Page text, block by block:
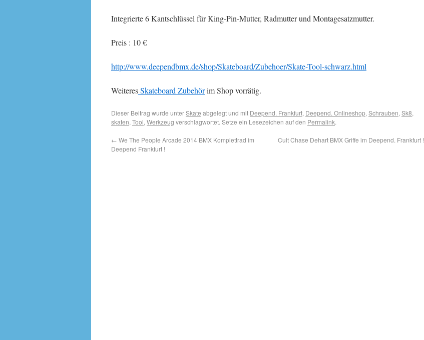
Integrierte 6 Kantschlüssel für King-Pin-Mutter, Radmutter und Montagesatzmutter.
Preis : 10 €
http://www.deependbmx.de/shop/Skateboard/Zubehoer/Skate-Tool-schwarz.html
WeiteresSkateboard Zubehörim Shop vorrätig.
Dieser Beitrag wurde unterSkate abgelegt und mit Deepend. Frankfurt, Deepend. Onlineshop, Schrauben, Sk8,
skaten, Tool, Werkzeug verschlagwortet. Setze ein Lesezeichen auf den Permalink.
← We The People Arcade 2014 BMX Komplettrad im
Deepend Frankfurt !
Cult Chase Dehart BMX Griffe im Deepend. Frankfurt !